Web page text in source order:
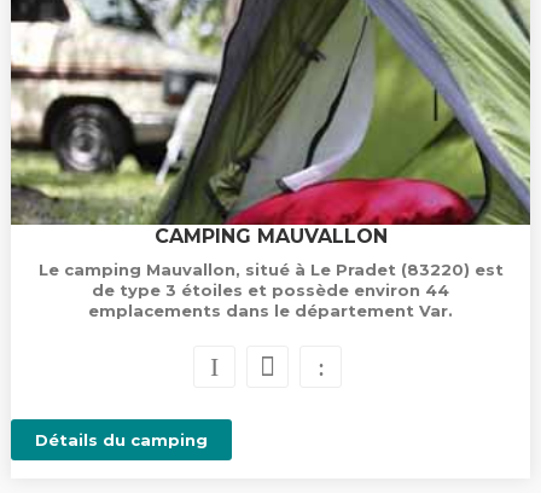
CAMPING MAUVALLON
Le camping Mauvallon, situé à Le Pradet (83220) est
de type 3 étoiles et possède environ 44
emplacements dans le département Var.
Détails du camping